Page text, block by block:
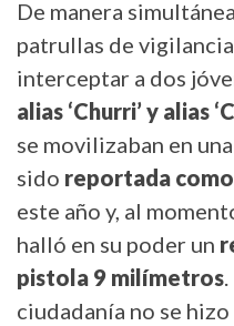
De manera
patrullas de
interceptar a dos
alias ‘Churri’ y alias
se movilizaban en
sido reportada
este año y, al
halló en su poder un
pistola 9 milímetros
ciudadanía no se